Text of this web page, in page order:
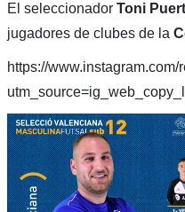
El seleccionador Toni
jugadores de clubes de la
https://